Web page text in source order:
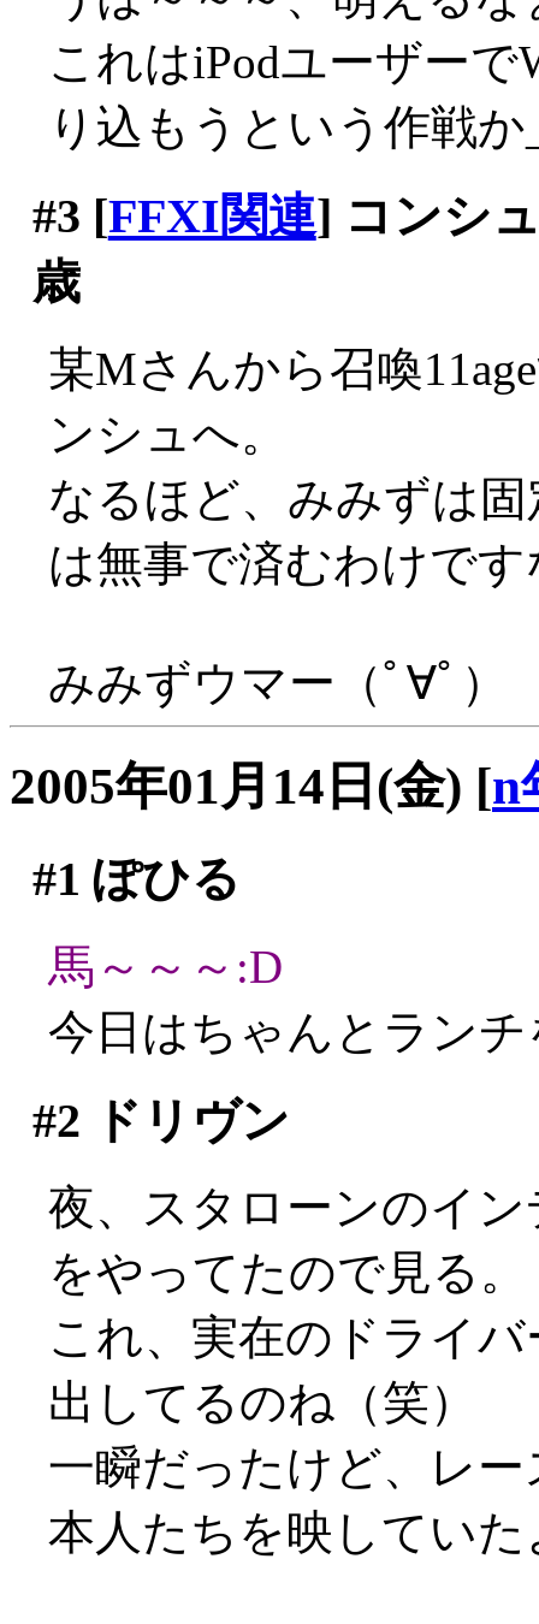
これはiPodユーザー
り込もうという作戦か
#3 [FFXI関連] コンシ
歳
某Mさんから召喚
ンシュへ。
なるほど、みみずは
は無事で済むわけです
みみずウマー（ﾟ∀ﾟ）
2005年01月14日(金) [n
#1 ぽひる
馬～～～:D
今日はちゃんとラン
#2 ドリヴン
夜、スタローンのイ
をやってたので見る。
これ、実在のドライ
出してるのね（笑）
一瞬だったけど、レ
本人たちを映してい